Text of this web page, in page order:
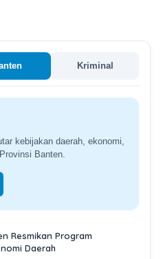
Kriminal
kebijakan daerah, ekonomi,
Banten.
Resmikan Program
Daerah